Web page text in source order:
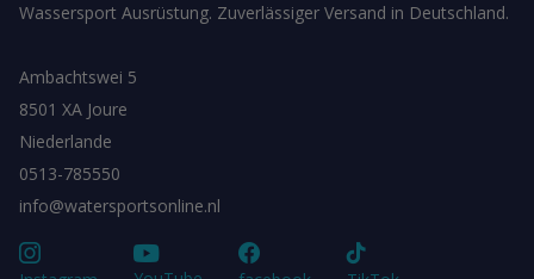
Wassersport Ausrüstung. Zuverlässiger Versand in Deutschland.
Ambachtswei 5
8501 XA Joure
Niederlande
0513-785550
info@watersportsonline.nl